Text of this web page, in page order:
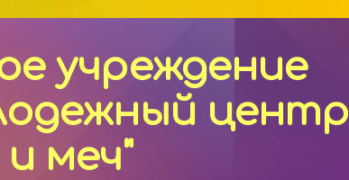
учреждение
центр
меч"